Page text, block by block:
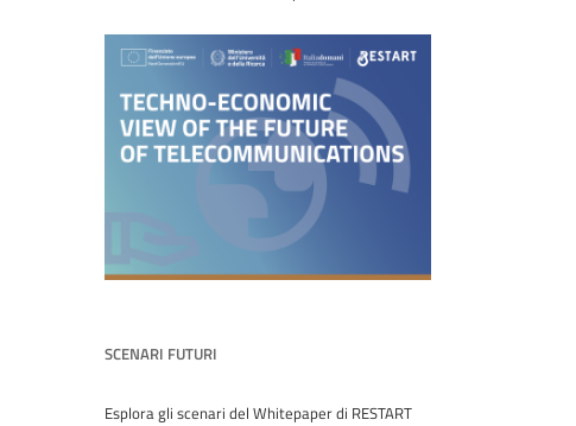
SCENARI FUTURI
Esplora gli scenari del Whitepaper di RESTART